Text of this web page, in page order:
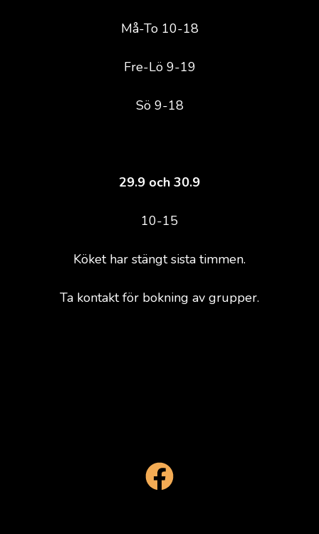
Må-To 10-18
Fre-Lö 9-19
Sö 9-18
29.9 och 30.9
10-15
Köket har stängt sista timmen.
Ta kontakt för bokning av grupper.